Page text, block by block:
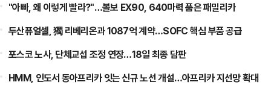
"아빠, 왜 이렇게 빨라?"…볼보 EX90, 640마력 품은 패밀리카
두산퓨얼셀, 獨 리베리온과 1087억 계약…SOFC 핵심 부품 공급
포스코 노사, 단체교섭 조정 연장…18일 최종 담판
HMM, 인도서 동아프리카 잇는 신규 노선 개설…아프리카 지선망 확대